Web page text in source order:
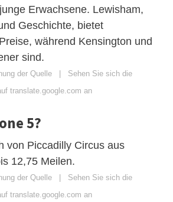
Erwachsene. Lewisham,
Geschichte, bietet
während Kensington und
sind.
der Quelle | Sehen Sie sich die
translate.google.com an
5?
von Piccadilly Circus aus
12,75 Meilen.
der Quelle | Sehen Sie sich die
translate.google.com an